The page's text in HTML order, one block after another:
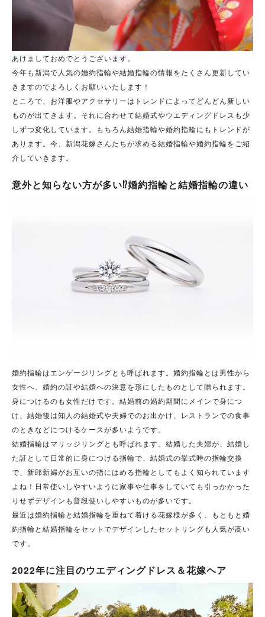
あけましておめでとうございます。
今年も新潟で人気の婚約指輪や結婚指輪の情報をたくさん更新してい
きますのでよろしくお願いいたします！
ところで、お洋服やアクセサリーはトレンドによってどんどん新しい
ものが出てきます。それに合わせて結婚式やウエディングドレスも少
しずつ変化しています。もちろん結婚指輪や婚約指輪にもトレンドが
あります。今、新潟花嫁さんたちが求める結婚指輪や婚約指輪をご紹
介していきます。
意外と知らない方が多い⁉婚約指輪と結婚指輪の違い
婚約指輪はエンゲージリングとも呼ばれます。婚約指輪とは男性から
女性へ、婚約の証や結婚への決意を形にしたものとして贈られます。
身につけるのも女性だけです。結婚前の婚約期間にメインで身につ
け、結婚後は知人の結婚式や夫婦でのお出かけ、レストランでの食事
のときなどにつけるケースが多いようです。
結婚指輪はマリッジリングとも呼ばれます。 結婚した夫婦が、 結婚し
た証として日常的に身につける指輪で、結婚式の挙式時の指輪交換
で、 新郎新婦がお互いの指にはめる指輪としても よく知られています
よね！日常使いしやすいように家事や仕事をしていても引っかかった
りせずデザインも普段使いしやすいものが多いです。
最近は婚約指輪と結婚指輪を重ねて着ける花嫁様が多く、もともと婚
約指輪と結婚指輪をセットでデザインしたセットリングも人気が高い
です。
2022年に注目のウエディングドレス＆花嫁ヘア